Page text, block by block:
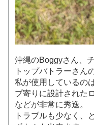
沖縄のBoggyさん、
トップバトラーさん
私が使用しているの
プ寄りに設計された
などが非常に秀逸。
トラブルも少なく、